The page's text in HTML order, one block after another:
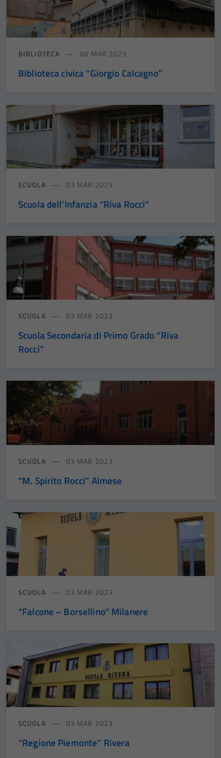
BIBLIOTECA 06 MAR 2023
Biblioteca civica “Giorgio Calcagno”
SCUOLA 03 MAR 2023
Scuola dell’Infanzia “Riva Rocci”
SCUOLA 03 MAR 2023
Scuola Secondaria di Primo Grado “Riva
Rocci”
SCUOLA 03 MAR 2023
“M. Spirito Rocci” Almese
SCUOLA 03 MAR 2023
“Falcone – Borsellino” Milanere
SCUOLA 03 MAR 2023
“Regione Piemonte” Rivera